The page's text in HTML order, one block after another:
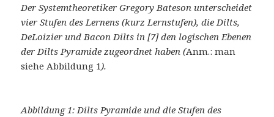
Der Systemtheoretiker Gregory Bateson unterscheidet
vier Stufen des Lernens (kurz Lernstufen), die Dilts,
DeLoizier und Bacon Dilts in [7] den logischen Ebenen
der Dilts Pyramide zugeordnet haben (Anm.: man
siehe Abbildung 1).
Abbildung 1: Dilts Pyramide und die Stufen des